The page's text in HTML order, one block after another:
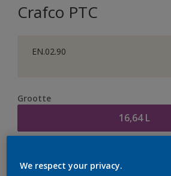
Crafco PTC
EN.02.90
Grootte
16,64 L
We respect your privacy.